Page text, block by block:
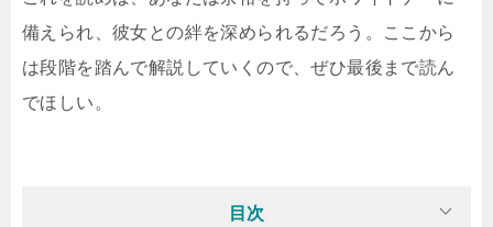
備えられ、彼女との絆を深められるだろう。ここから
は段階を踏んで解説していくので、ぜひ最後まで読ん
でほしい。
目次